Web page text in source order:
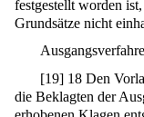
festgestellt worden
Grundsätze nicht
[19] 18 Den
die Beklagten der